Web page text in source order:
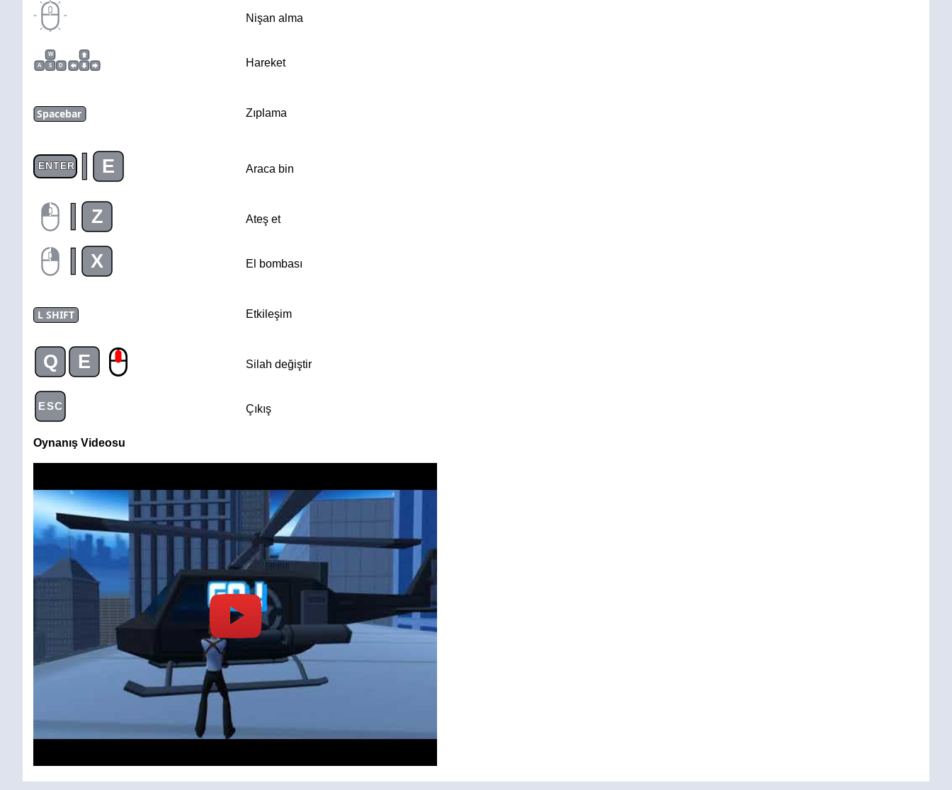
Nişan alma
W
A
S D Hareket
Spacebar Zıplama
ENTER | E Araca bin
| Z Ateş et
| X El bombası
L SHIFT Etkileşim
Q E Silah değiştir
ESC Çıkış
Oynanış Videosu